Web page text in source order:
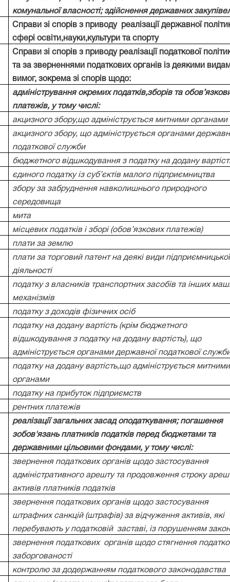
комунальної власності; здійснення державних
Справи зі спорів з приводу
реалізації державної
сфері освіти,науки,культури та спорту
Справи зі спорів з приводу реалізації податкової
та за зверненнями податкових органів із деякими
вимог, зокрема зі спорів щодо:
адміністрування окремих податків,зборів та
платежів, у тому числі:
акцизного збору,що адмініструється митними органами
акцизного збору, що адмініструється органами
податкової служби
бюджетного відшкодування з податку на додану
єдиного податку із суб’єктів малого підприємництва
збору за забруднення навколишнього природного
середовища
мита
місцевих податків і зборі (обов’язкових платежів)
плати за землю
плати за торговий патент на деякі види підприємницької
діяльності
податку з власників транспортних засобів та інших
механізмів
податку з доходів фізичних осіб
податку на додану вартість (крім бюджетного
відшкодування з податку на додану вартість), що
адмініструється органами державної податкової
податку на додану вартість,що адмініструється митними
органами
податку на прибуток підприємств
рентних платежів
реалізації загальних засад оподаткування; погашення
зобов'язань платників податків перед бюджетами та
державними цільовими фондами, у тому числі:
звернення податкових органів щодо застосування
адміністративного арешту та продовження строку
активів платників податків
звернення податкових органів щодо застосування
штрафних санкцій (штрафів) за відчуження активів, які
перебувають у податковій
заставі, із порушенням
звернення податкових
органів щодо стягнення
заборгованості
контролю за додержанням податкового законодавства